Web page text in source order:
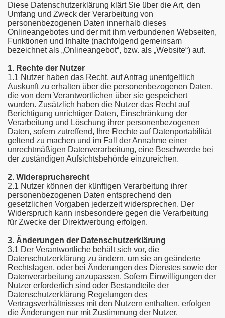
Diese Datenschutzerklärung klärt Sie über die Art, den
Umfang und Zweck der Verarbeitung von
personenbezogenen Daten innerhalb dieses
Onlineangebotes und der mit ihm verbundenen Webseiten,
Funktionen und Inhalte (nachfolgend gemeinsam
bezeichnet als „Onlineangebot“, bzw. als „Website“) auf.
1. Rechte der Nutzer
1.1 Nutzer haben das Recht, auf Antrag unentgeltlich
Auskunft zu erhalten über die personenbezogenen Daten,
die von dem Verantwortlichen über sie gespeichert
wurden. Zusätzlich haben die Nutzer das Recht auf
Berichtigung unrichtiger Daten, Einschränkung der
Verarbeitung und Löschung ihrer personenbezogenen
Daten, sofern zutreffend, Ihre Rechte auf Datenportabilität
geltend zu machen und im Fall der Annahme einer
unrechtmäßigen Datenverarbeitung, eine Beschwerde bei
der zuständigen Aufsichtsbehörde einzureichen.
2. Widerspruchsrecht
2.1 Nutzer können der künftigen Verarbeitung ihrer
personenbezogenen Daten entsprechend den
gesetzlichen Vorgaben jederzeit widersprechen. Der
Widerspruch kann insbesondere gegen die Verarbeitung
für Zwecke der Direktwerbung erfolgen.
3. Änderungen der Datenschutzerklärung
3.1 Der Verantwortliche behält sich vor, die
Datenschutzerklärung zu ändern, um sie an geänderte
Rechtslagen, oder bei Änderungen des Dienstes sowie der
Datenverarbeitung anzupassen. Sofern Einwilligungen der
Nutzer erforderlich sind oder Bestandteile der
Datenschutzerklärung Regelungen des
Vertragsverhältnisses mit den Nutzern enthalten, erfolgen
die Änderungen nur mit Zustimmung der Nutzer.